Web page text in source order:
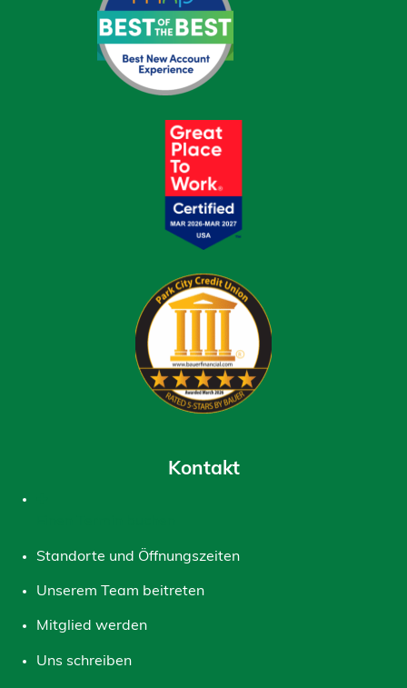
Kontakt
Standorte und Öffnungszeiten
Unserem Team beitreten
Mitglied werden
Uns schreiben